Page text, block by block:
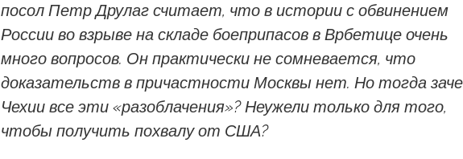
посол Петр Друлаг считает, что в истории с обвинением
России во взрыве на складе боеприпасов в Врбетице очень
много вопросов. Он практически не сомневается, что
доказательств в причастности Москвы нет. Но тогда
Чехии все эти «разоблачения»? Неужели только для того,
чтобы получить похвалу от США?